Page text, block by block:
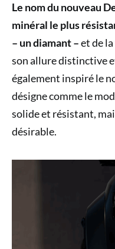
Le nom du nouveau
minéral le plus
– un diamant –et de
son allure distinctive
également inspiré le
désigne comme le
solide et résistant,
désirable.